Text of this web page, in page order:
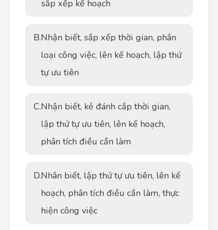
sắp xếp kế hoạch
B.Nhận biết, sắp xếp thời gian, phân
loại công việc, lên kế hoạch, lập thứ
tự ưu tiên
C.Nhận biết, kẻ đánh cắp thời gian,
lập thứ tự ưu tiên, lên kế hoạch,
phân tích điều cần làm
D.Nhân biết, lập thứ tự ưu tiên, lên kế
hoạch, phân tích điều cần làm, thực
hiện công việc